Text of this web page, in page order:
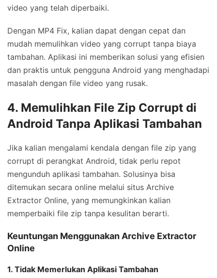
video yang telah diperbaiki.
Dengan MP4 Fix, kalian dapat dengan cepat dan
mudah memulihkan video yang corrupt tanpa biaya
tambahan. Aplikasi ini memberikan solusi yang efisien
dan praktis untuk pengguna Android yang menghadapi
masalah dengan file video yang rusak.
4. Memulihkan File Zip Corrupt di
Android Tanpa Aplikasi Tambahan
Jika kalian mengalami kendala dengan file zip yang
corrupt di perangkat Android, tidak perlu repot
mengunduh aplikasi tambahan. Solusinya bisa
ditemukan secara online melalui situs Archive
Extractor Online, yang memungkinkan kalian
memperbaiki file zip tanpa kesulitan berarti.
Keuntungan Menggunakan Archive Extractor
Online
1. Tidak Memerlukan Aplikasi Tambahan